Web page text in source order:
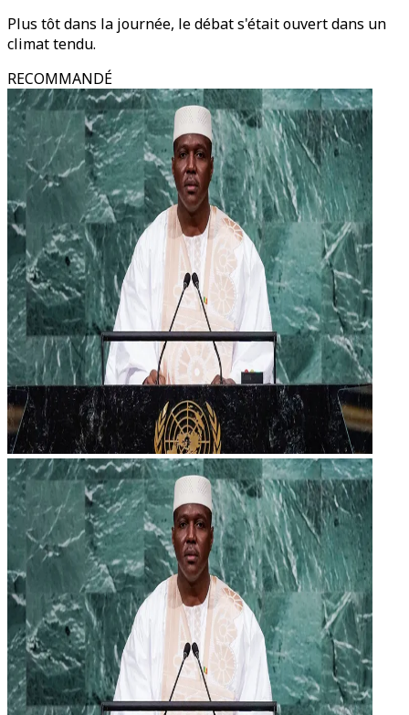
Plus tôt dans la journée, le débat s'était ouvert dans un
climat tendu.
RECOMMANDÉ